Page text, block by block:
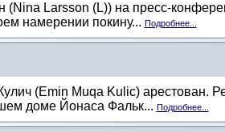
Larsson (L)) на пресс-
намерении покину... Подробнее...
(Emin Muqa Kulic) арестован.
доме Йонаса Фальк... Подробнее...